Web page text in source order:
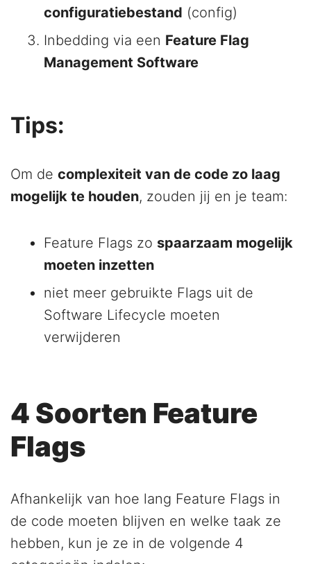
configuratiebestand (config)
Inbedding via een Feature Flag
Management Software
Tips:
Om de complexiteit van de code zo laag
mogelijk te houden, zouden jij en je team:
Feature Flags zo spaarzaam mogelijk
moeten inzetten
niet meer gebruikte Flags uit de
Software Lifecycle moeten
verwijderen
4 Soorten Feature
Flags
Afhankelijk van hoe lang Feature Flags in
de code moeten blijven en welke taak ze
hebben, kun je ze in de volgende 4